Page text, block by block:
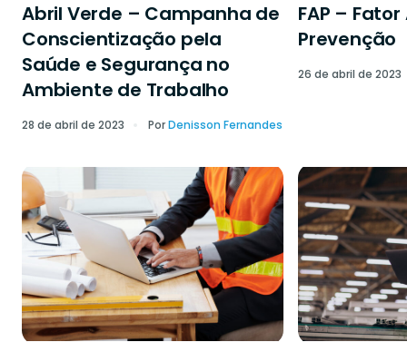
Abril Verde – Campanha de
Conscientização pela
Saúde e Segurança no
Ambiente de Trabalho
28 de abril de 2023 PorDenisson Fernandes
FAP –
Prevenção
26 de abril de 2023